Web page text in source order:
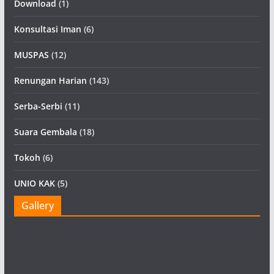
Download (1)
Konsultasi Iman (6)
MUSPAS (12)
Renungan Harian (143)
Serba-Serbi (11)
Suara Gembala (18)
Tokoh (6)
UNIO KAK(5)
Gallery